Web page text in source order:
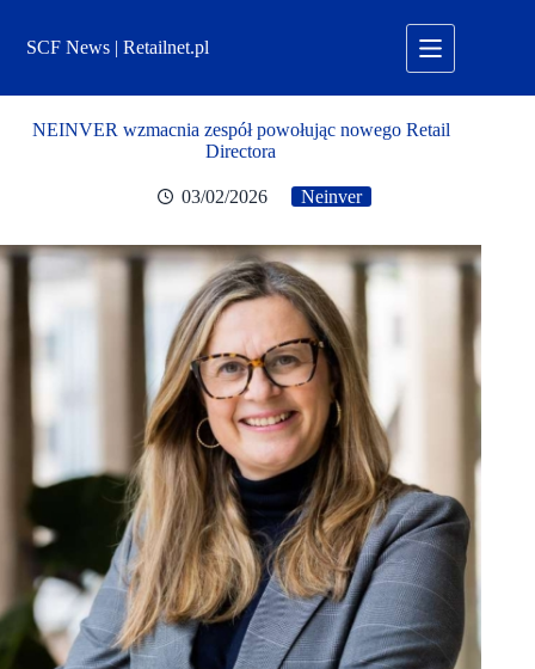
treściSCF News | Retailnet.pl
NEINVER wzmacnia zespół powołując nowego Retail
Directora
03/02/2026 Neinver